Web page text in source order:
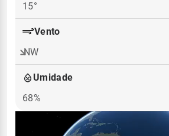
15°
Vento
NW
Umidade
68%